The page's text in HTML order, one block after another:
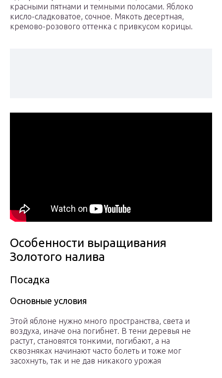
красными пятнами и темными полосами. Яблоко
кисло-сладковатое, сочное. Мякоть десертная,
кремово-розового оттенка с привкусом корицы.
Особенности выращивания
Золотого налива
Посадка
Основные условия
Этой яблоне нужно много пространства, света и
воздуха, иначе она погибнет. В тени деревья не
растут, становятся тонкими, погибают, а на
сквозняках начинают часто болеть и тоже мог
засохнуть, так и не дав никакого урожая